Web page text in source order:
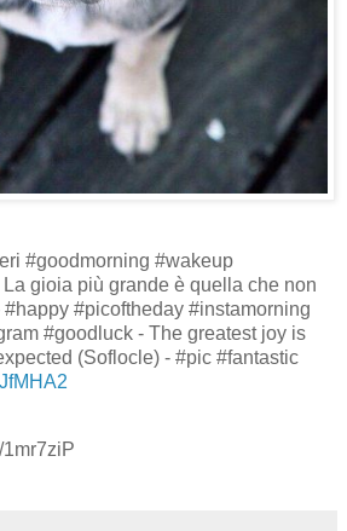
#goodmorning #wakeup
gioia più grande è quella che non
#picoftheday #instamorning
#goodluck - The greatest joy is
(Soflocle) - #pic #fantastic
1mr7ziP